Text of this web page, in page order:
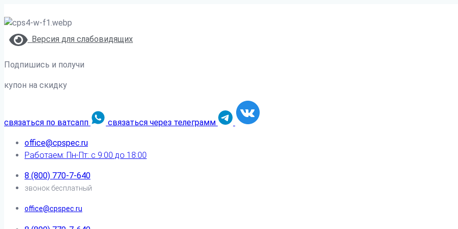
Версия для слабовидящих
Подпишись и получи
купон на скидку
связаться по ватсапп связаться через телеграмм
office@cpspec.ru
Работаем: Пн-Пт: с 9:00 до 18:00
8 (800) 770-7-640
звонок бесплатный
office@cpspec.ru